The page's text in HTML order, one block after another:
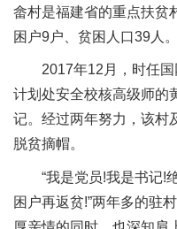
畲村是福建省的重点扶贫
困户9户、贫困人口39人。
2017年12月，时任
计划处安全校核高级师的
记。经过两年努力，该村
脱贫摘帽。
“我是党员!我是书记!
困户再返贫!”两年多的驻